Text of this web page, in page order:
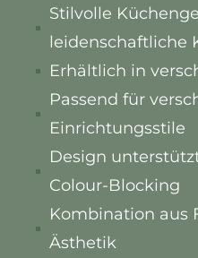
Stilvolle
leidenschaftliche
Erhältlich in
Passend für
Einrichtungsstile
Design
Colour-Blocking
Kombination aus
Ästhetik